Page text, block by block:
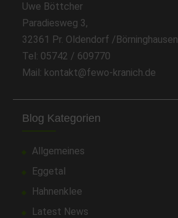
Uwe Böttcher
Paradiesweg 3,
32361 Pr. Oldendorf /Börninghausen
Tel: 05742 / 609770
Mail: kontakt@fewo-kranich.de
Blog Kategorien
Allgemeines
Eggetal
Hahnenklee
Latest News